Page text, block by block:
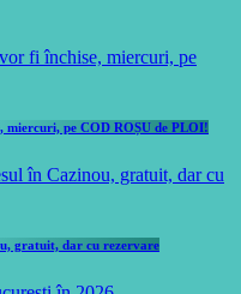
miercuri, pe COD ROȘU de PLOI!
gratuit, dar cu rezervare